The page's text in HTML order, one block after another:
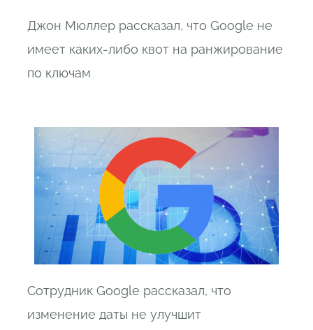
Джон Мюллер рассказал, что Google не
имеет каких-либо квот на ранжирование
по ключам
Сотрудник Google рассказал, что
изменение даты не улучшит